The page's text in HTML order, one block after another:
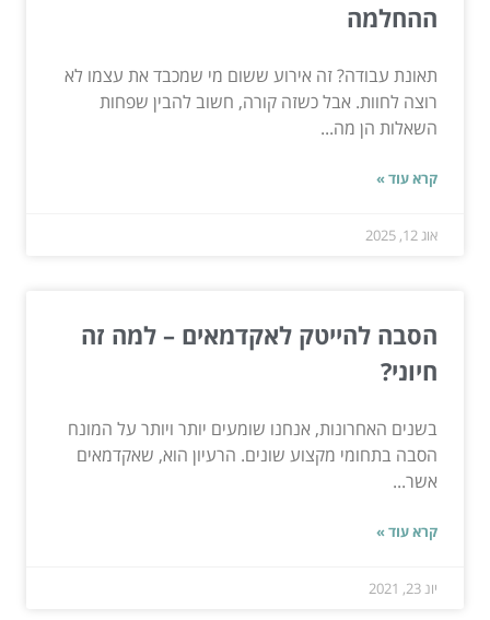
ההחלמה
תאונת עבודה? זה אירוע ששום מי שמכבד את עצמו לא
רוצה לחוות. אבל כשזה קורה, חשוב להבין שפחות
השאלות הן מה...
קרא עוד »
אוג 12, 2025
הסבה להייטק לאקדמאים – למה זה
חיוני?
בשנים האחרונות, אנחנו שומעים יותר ויותר על המונח
הסבה בתחומי מקצוע שונים. הרעיון הוא, שאקדמאים
אשר...
קרא עוד »
יונ 23, 2021